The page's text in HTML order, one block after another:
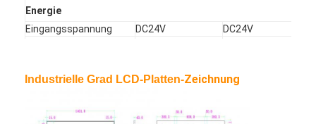
Energie
Eingangsspannung
DC24V
DC24V
Temperatur
widerstehen
Industrielle Grad LCD-Platten-Zeichnung